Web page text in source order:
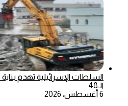
السلطات الإسرائيلية تهدم
الـ48
6 أغسطس، 2026